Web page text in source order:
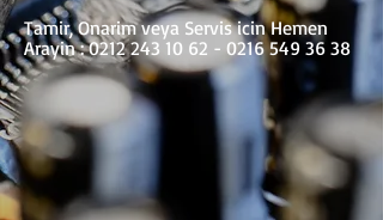
Tamir, Onarim veya Servis icin Hemen
Arayin : 0212 243 10 62 - 0216 549 36 38